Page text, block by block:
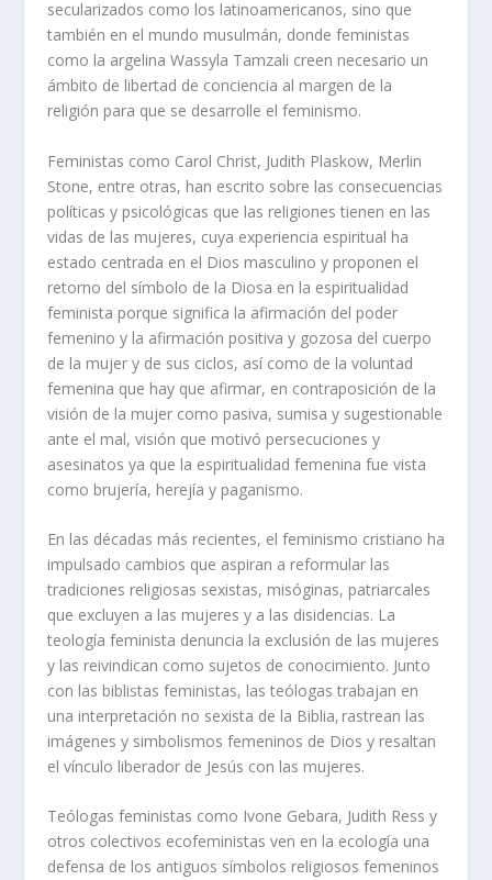
secularizados como los latinoamericanos, sino que
también en el mundo musulmán, donde feministas
como la argelina Wassyla Tamzali creen necesario un
ámbito de libertad de conciencia al margen de la
religión para que se desarrolle el feminismo.
Feministas como Carol Christ, Judith Plaskow, Merlin
Stone, entre otras, han escrito sobre las consecuencias
políticas y psicológicas que las religiones tienen en las
vidas de las mujeres, cuya experiencia espiritual ha
estado centrada en el Dios masculino y proponen el
retorno del símbolo de la Diosa en la espiritualidad
feminista porque significa la afirmación del poder
femenino y la afirmación positiva y gozosa del cuerpo
de la mujer y de sus ciclos, así como de la voluntad
femenina que hay que afirmar, en contraposición de la
visión de la mujer como pasiva, sumisa y sugestionable
ante el mal, visión que motivó persecuciones y
asesinatos ya que la espiritualidad femenina fue vista
como brujería, herejía y paganismo.
En las décadas más recientes, el feminismo cristiano ha
impulsado cambios que aspiran a reformular las
tradiciones religiosas sexistas, misóginas, patriarcales
que excluyen a las mujeres y a las disidencias. La
teología feminista denuncia la exclusión de las mujeres
y las reivindican como sujetos de conocimiento. Junto
con las biblistas feministas, las teólogas trabajan en
una interpretación no sexista de la Biblia, rastrean las
imágenes y simbolismos femeninos de Dios y resaltan
el vínculo liberador de Jesús con las mujeres.
Teólogas feministas como Ivone Gebara, Judith Ress y
otros colectivos ecofeministas ven en la ecología una
defensa de los antiguos símbolos religiosos femeninos